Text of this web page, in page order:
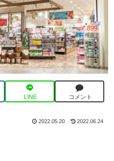
LINE コメント
2022.05.20 2022.06.24